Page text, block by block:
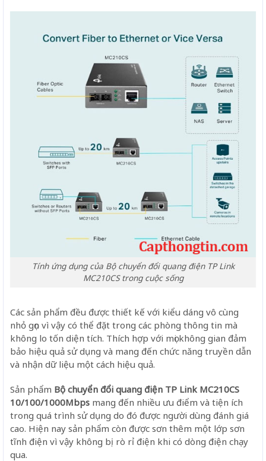
Tính ứng dụng của Bộ chuyển đổi quang điện TP Link
MC210CS trong cuộc sống
Các sản phẩm đều được thiết kế với kiểu dáng vô cùng
nhỏ gọn vì vậy có thể đặt trong các phòng thông tin mà
không lo tốn diện tích. Thích hợp với mọi không gian đảm
bảo hiệu quả sử dụng và mang đến chức năng truyền dẫn
và nhận dữ liệu một cách hiệu quả.
Sản phẩm Bộ chuyển đổi quang điện TP Link MC210CS
10/100/1000Mbps mang đến nhiều ưu điểm và tiện ích
trong quá trình sử dụng do đó được người dùng đánh giá
cao. Hiện nay sản phẩm còn được sơn thêm một lớp sơn
tĩnh điện vì vậy không bị rò rỉ điện khi có dòng điện chạy
qua.